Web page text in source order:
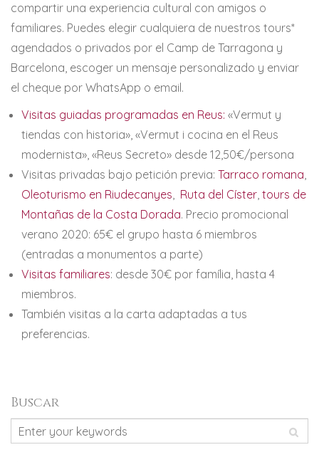
compartir una experiencia cultural con amigos o
familiares. Puedes elegir cualquiera de nuestros tours*
agendados o privados por el Camp de Tarragona y
Barcelona, ​​escoger un mensaje personalizado y enviar
el cheque por WhatsApp o email.
Visitas guiadas programadas en Reus: «Vermut y
tiendas con historia», «Vermut i cocina en el Reus
modernista», «Reus Secreto» desde 12,50€/persona
Visitas privadas bajo petición previa: Tarraco romana,
Oleoturismo en Riudecanyes, Ruta del Císter, tours de
Montañas de la Costa Dorada. Precio promocional
verano 2020: 65€ el grupo hasta 6 miembros
(entradas a monumentos a parte)
Visitas familiares: desde 30€ por família, hasta 4
miembros.
También visitas a la carta adaptadas a tus
preferencias.
Buscar